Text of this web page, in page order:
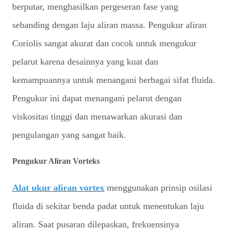
berputar, menghasilkan pergeseran fase yang
sebanding dengan laju aliran massa. Pengukur aliran
Coriolis sangat akurat dan cocok untuk mengukur
pelarut karena desainnya yang kuat dan
kemampuannya untuk menangani berbagai sifat fluida.
Pengukur ini dapat menangani pelarut dengan
viskositas tinggi dan menawarkan akurasi dan
pengulangan yang sangat baik.
Pengukur Aliran Vorteks
Alat ukur aliran vortex menggunakan prinsip osilasi
fluida di sekitar benda padat untuk menentukan laju
aliran. Saat pusaran dilepaskan, frekuensinya